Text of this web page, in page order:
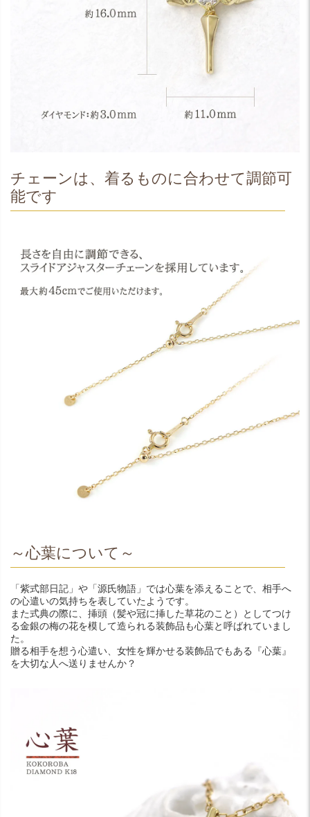
チェーンは、着るものに合わせて調節可
能です
～心葉について～
「紫式部日記」や「源氏物語」では心葉を添えることで、相手へ
の心遣いの気持ちを表していたようです。
また式典の際に、挿頭（髪や冠に挿した草花のこと）としてつけ
る金銀の梅の花を模して造られる装飾品も心葉と呼ばれていまし
た。
贈る相手を想う心遣い、女性を輝かせる装飾品でもある『心葉』
を大切な人へ送りませんか？